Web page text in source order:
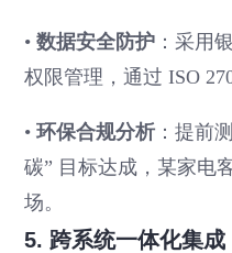
•数据安全防护 ：采用
权限管理，通过 ISO
•环保合规分析：提前
碳” 目标达成，某家电
场。
5. 跨系统一体化集成